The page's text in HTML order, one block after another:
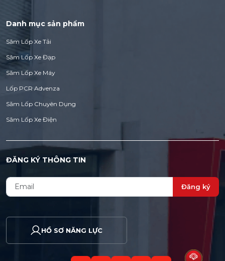
Danh mục sản phẩm
Săm Lốp Xe Tải
Săm Lốp Xe Đạp
Săm Lốp Xe Máy
Lốp PCR Advenza
Săm Lốp Chuyên Dụng
Săm Lốp Xe Điện
ĐĂNG KÝ THÔNG TIN
Đăng ký
HỒ SƠ NĂNG LỰC